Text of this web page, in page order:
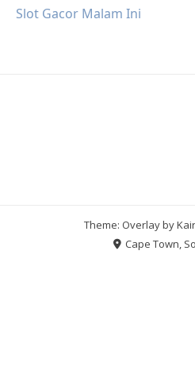
Slot Gacor Malam Ini
Theme: Overlay by
Cape Town,